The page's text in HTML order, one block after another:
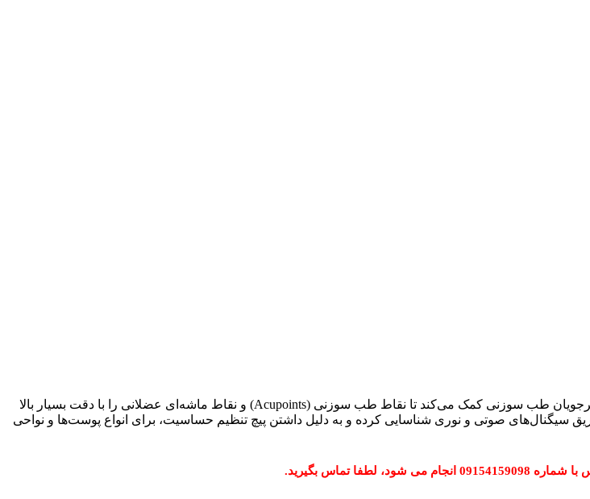
یک ابزار تشخیصی پیشرفته و پرتابل است که به درمانگران و هنرجویان طب سوزنی کمک می‌کند تا نقاط طب سوزنی (Acupoints) و نقاط ماشه‌ای عضلانی را با دقت بسیار بالا
سیگنال‌های صوتی و نوری شناسایی کرده و به دلیل داشتن پیچ تنظیم حساسیت، برای انواع پوست‌ها و نواحی
تماس بگیرید.